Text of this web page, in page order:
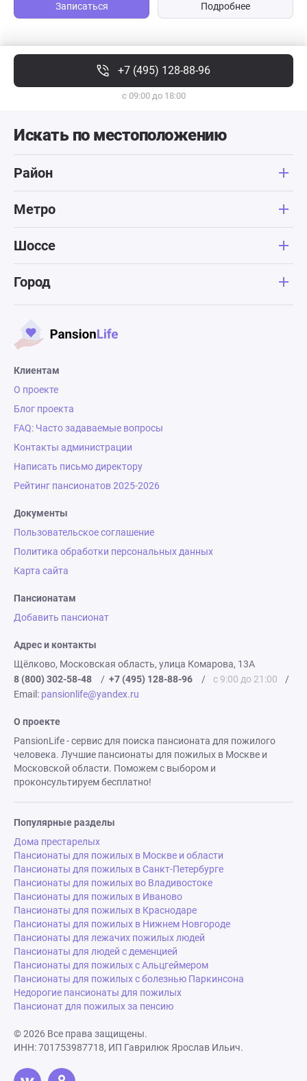
Записаться Подробнее
+7 (495) 128-88-96
с 09:00 до 18:00
Искать по местоположению
Район
Метро
Шоссе
Город
Клиентам
О проекте
Блог проекта
FAQ: Часто задаваемые вопросы
Контакты администрации
Написать письмо директору
Рейтинг пансионатов 2025-2026
Документы
Пользовательское соглашение
Политика обработки персональных данных
Карта сайта
Пансионатам
Добавить пансионат
Адрес и контакты
Щёлково, Московская область, улица Комарова, 13А
8 (800) 302-58-48
/ +7 (495) 128-88-96 / с 9:00 до 21:00
/
Email: pansionlife@yandex.ru
О проекте
PansionLife - сервис для поиска пансионата для пожилого
человека. Лучшие пансионаты для пожилых в Москве и
Московской области. Поможем с выбором и
проконсультируем бесплатно!
Популярные разделы
Дома престарелых
Пансионаты для пожилых в Москве и области
Пансионаты для пожилых в Санкт-Петербурге
Пансионаты для пожилых во Владивостоке
Пансионаты для пожилых в Иваново
Пансионаты для пожилых в Краснодаре
Пансионаты для пожилых в Нижнем Новгороде
Пансионаты для лежачих пожилых людей
Пансионаты для людей с деменцией
Пансионаты для пожилых с Альцгеймером
Пансионаты для пожилых с болезнью Паркинсона
Недорогие пансионаты для пожилых
Пансионат для пожилых за пенсию
© 2026 Все права защищены.
ИНН: 701753987718, ИП Гаврилюк Ярослав Ильич.